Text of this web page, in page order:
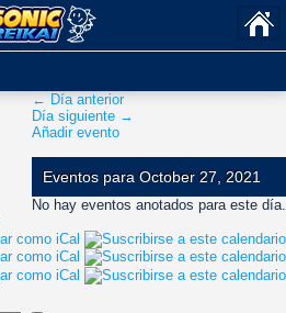
← Día anterior
Día siguiente →
Añadir evento
Eventos para October 27, 2021
No hay eventos anotados para este día.